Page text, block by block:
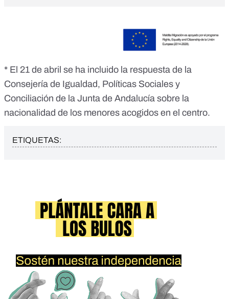
* El 21 de abril se ha incluido la respuesta de la
Consejería de Igualdad, Políticas Sociales y
Conciliación de la Junta de Andalucía sobre la
nacionalidad de los menores acogidos en el centro.
ETIQUETAS: